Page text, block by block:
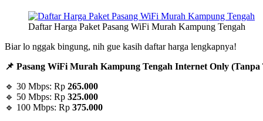
Daftar Harga Paket Pasang WiFi Murah Kampung Tengah
Biar lo nggak bingung, nih gue kasih daftar harga lengkapnya!
📌 Pasang WiFi Murah Kampung Tengah Internet Only
🔹 30 Mbps: Rp 265.000
🔹 50 Mbps: Rp 325.000
🔹 100 Mbps: Rp 375.000